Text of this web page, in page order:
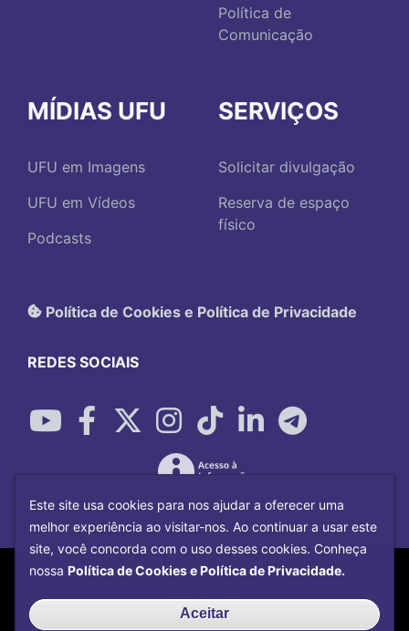
Política de
Comunicação
MÍDIAS UFU
UFU em Imagens
UFU em Vídeos
Podcasts
SERVIÇOS
Solicitar divulgação
Reserva de espaço
físico
Política de Cookies e Política de Privacidade
REDES SOCIAIS
Copyright©2026Universidade Federal
Centro de Tecnologia da
Este site usa cookies para nos ajudar a oferecer uma
melhor experiência ao visitar-nos. Ao continuar a usar este
site, você concorda com o uso desses cookies. Conheça
nossa Política de Cookies e Política de Privacidade.
Aceitar